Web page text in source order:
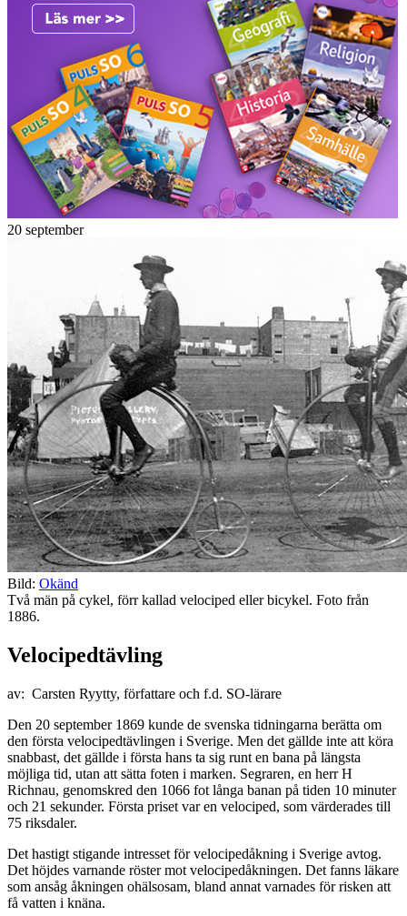
20 september
Bild: Okänd
Två män på cykel, förr kallad velociped eller bicykel. Foto från
1886.
Velocipedtävling
av: Carsten Ryytty, författare och f.d. SO-lärare
Den 20 september 1869 kunde de svenska tidningarna berätta om
den första velocipedtävlingen i Sverige. Men det gällde inte att köra
snabbast, det gällde i första hans ta sig runt en bana på längsta
möjliga tid, utan att sätta foten i marken. Segraren, en herr H
Richnau, genomskred den 1066 fot långa banan på tiden 10 minuter
och 21 sekunder. Första priset var en velociped, som värderades till
75 riksdaler.
Det hastigt stigande intresset för velocipedåkning i Sverige avtog.
Det höjdes varnande röster mot velocipedåkningen. Det fanns läkare
som ansåg åkningen ohälsosam, bland annat varnades för risken att
få vatten i knäna.